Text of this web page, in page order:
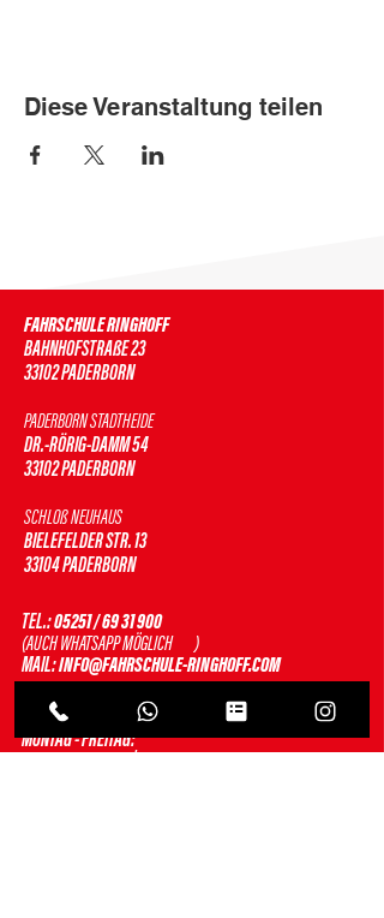
Diese Veranstaltung teilen
FAHRSCHULE RINGHOFF
BAHNHOFSTRAßE 23
33102 PADERBORN
PADERBORN STADTHEIDE
DR.-RÖRIG-DAMM 54
33102 PADERBORN
SCHLOß NEUHAUS
BIELEFELDER STR. 13
33104 PADERBORN
TEL.:05251 / 69 31 900
(AUCH WHATSAPP MÖGLICH )
MAIL:INFO@FAHRSCHULE-RINGHOFF.COM
BÜROZEITEN STANDORT BAHNHOFSTRAßE
MONTAG - FREITAG: